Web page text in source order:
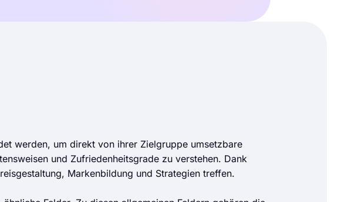
werden, um direkt von ihrer Zielgruppe umsetzbare
und Zufriedenheitsgrade zu verstehen. Dank
Markenbildung und Strategien treffen.